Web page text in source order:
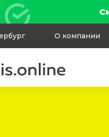
О компании